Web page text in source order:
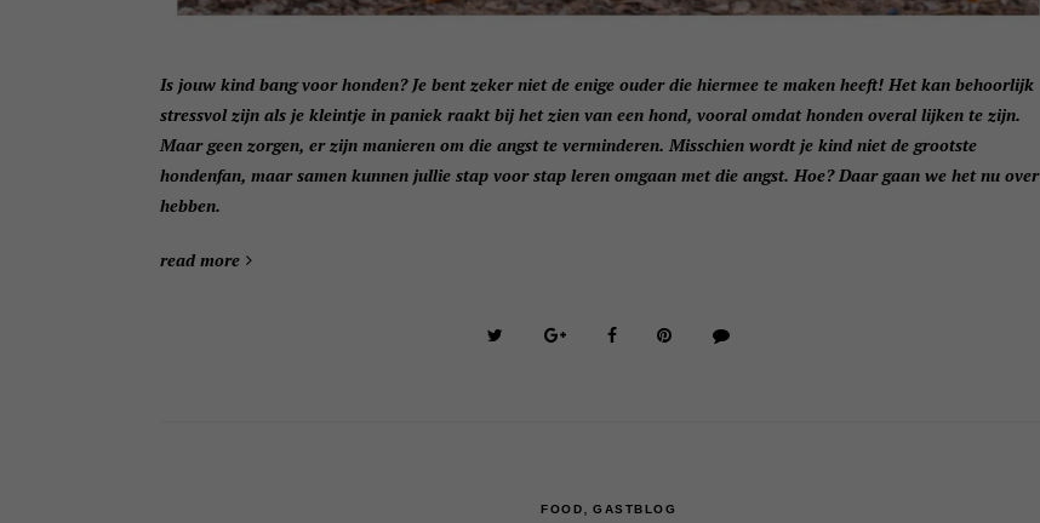
Is jouw kind bang voor honden? Je bent zeker niet de enige ouder die hiermee te maken heeft! Het kan behoorlijk
stressvol zijn als je kleintje in paniek raakt bij het zien van een hond, vooral omdat honden overal lijken te zijn.
Maar geen zorgen, er zijn manieren om die angst te verminderen. Misschien wordt je kind niet de grootste
hondenfan, maar samen kunnen jullie stap voor stap leren omgaan met die angst. Hoe? Daar gaan we het nu over
hebben.
read more
FOOD GASTBLOG